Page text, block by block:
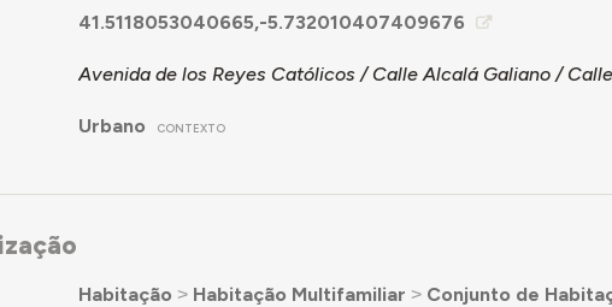
41.5118053040665,-5.732010407409676
Avenida de los Reyes Católicos / Calle Alcalá Galiano /
Urbano CONTEXTO
Habitação ˃ Habitação Multifamiliar ˃ Conjunto de